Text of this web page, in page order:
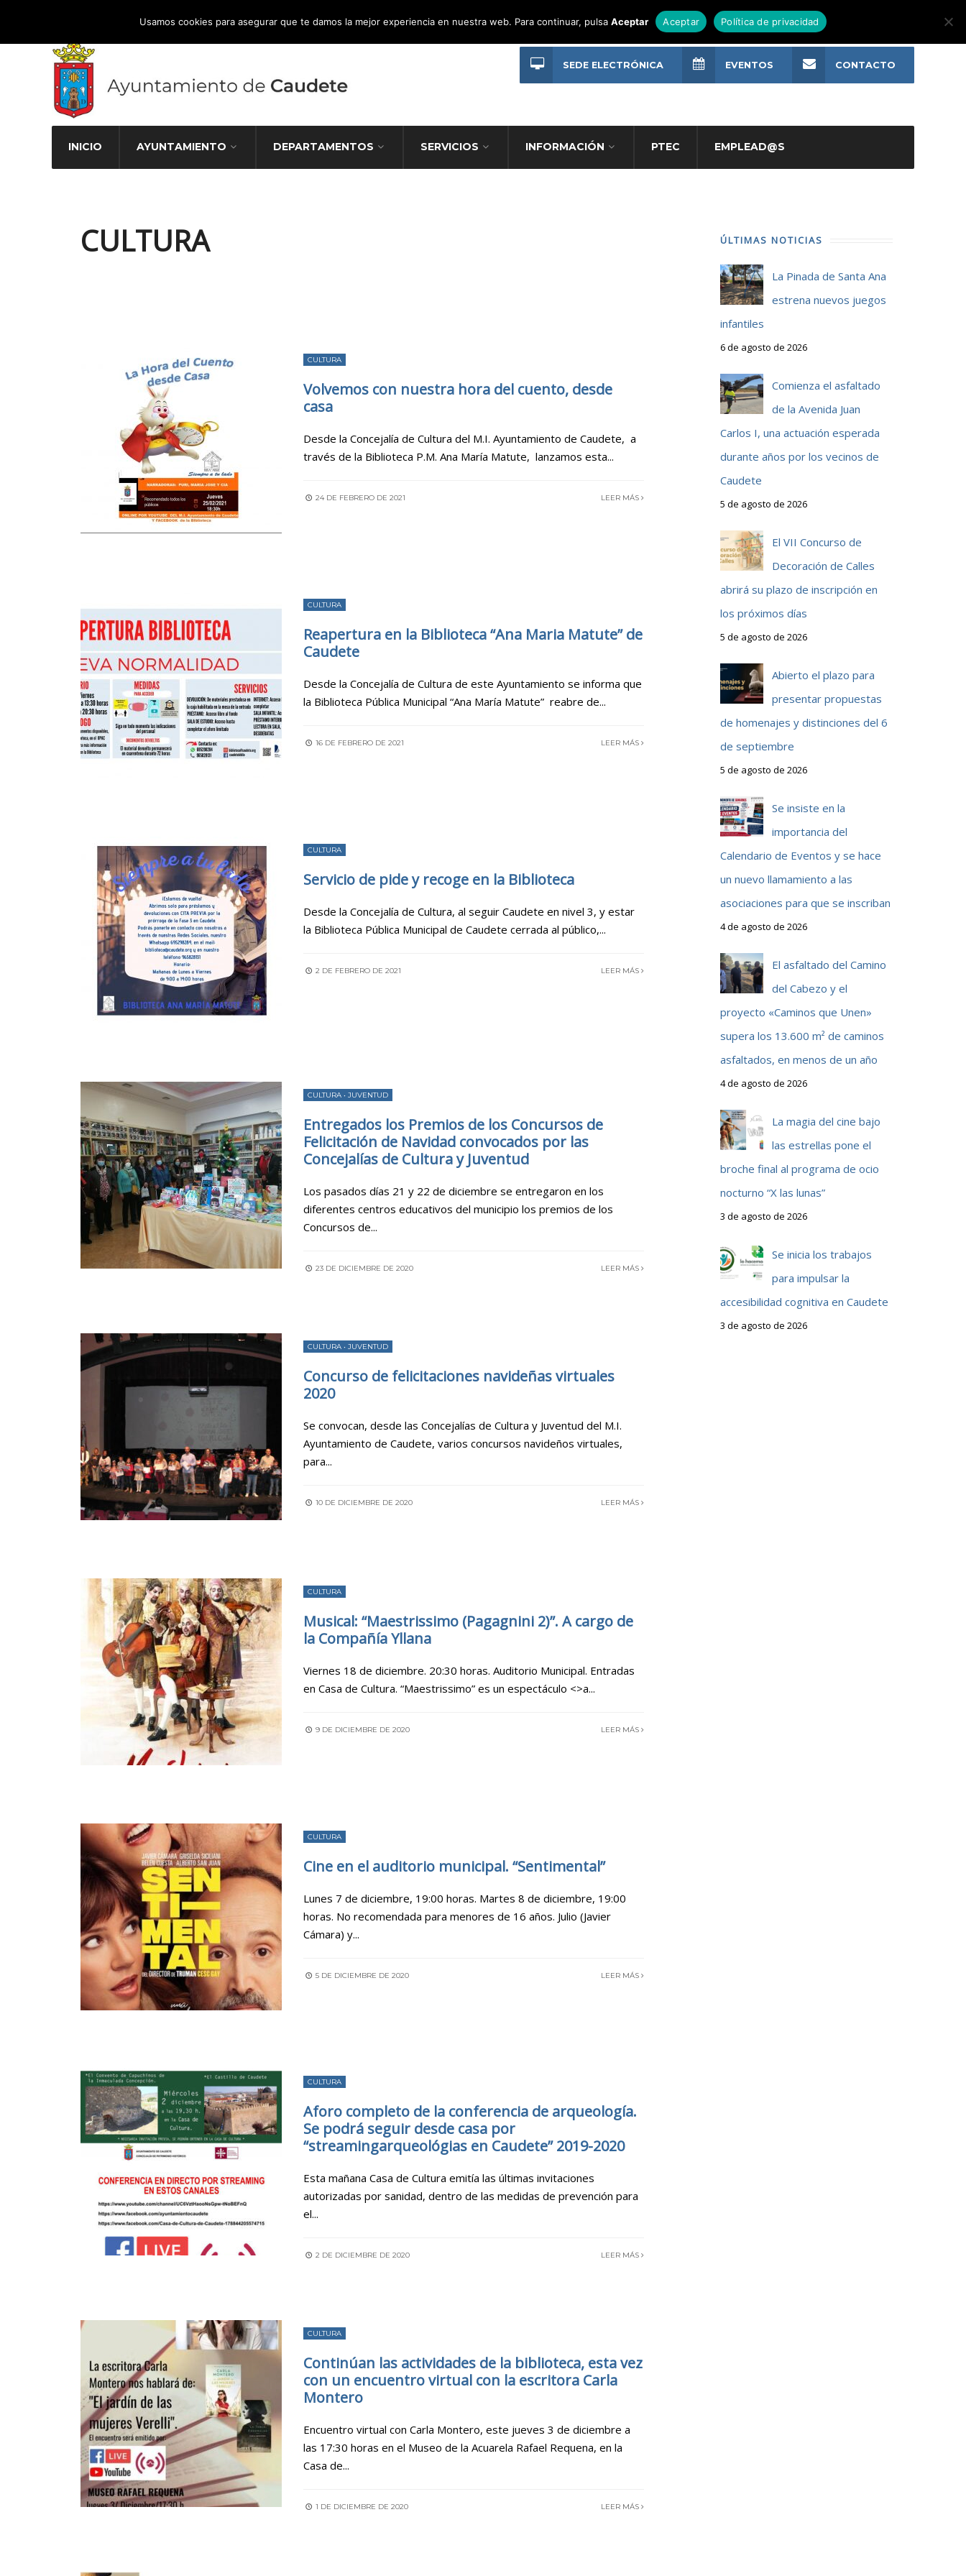
Atención Ciudadana 965 827 000
INICIO AYUNTAMIENTO DEPARTAMENTOS SERVICIOS INFORMACIÓN PTEC EMPLEAD@S
SEDE ELECTRÓNICA EVENTOS CONTACTO
CULTURA
CULTURA
Volvemos con nuestra hora del cuento, desde
casa
Desde la Concejalía de Cultura del M.I. Ayuntamiento de Caudete, a
través de la Biblioteca P.M. Ana María Matute, lanzamos esta...
24 DE FEBRERO DE 2021 LEER MÁS
CULTURA
Reapertura en la Biblioteca “Ana Maria Matute” de
Caudete
Desde la Concejalía de Cultura de este Ayuntamiento se informa que
la Biblioteca Pública Municipal “Ana María Matute” reabre de...
16 DE FEBRERO DE 2021 LEER MÁS
CULTURA
Servicio de pide y recoge en la Biblioteca
Desde la Concejalía de Cultura, al seguir Caudete en nivel 3, y estar
la Biblioteca Pública Municipal de Caudete cerrada al público,...
2 DE FEBRERO DE 2021 LEER MÁS
CULTURA • JUVENTUD
Entregados los Premios de los Concursos de
Felicitación de Navidad convocados por las
Concejalías de Cultura y Juventud
Los pasados días 21 y 22 de diciembre se entregaron en los
diferentes centros educativos del municipio los premios de los
Concursos de...
23 DE DICIEMBRE DE 2020 LEER MÁS
CULTURA • JUVENTUD
Concurso de felicitaciones navideñas virtuales
2020
Se convocan, desde las Concejalías de Cultura y Juventud del M.I.
Ayuntamiento de Caudete, varios concursos navideños virtuales,
para...
10 DE DICIEMBRE DE 2020 LEER MÁS
CULTURA
Musical: “Maestrissimo (Pagagnini 2)”. A cargo de
la Compañía Yllana
Viernes 18 de diciembre. 20:30 horas. Auditorio Municipal. Entradas
en Casa de Cultura. “Maestrissimo” es un espectáculo <>a...
9 DE DICIEMBRE DE 2020 LEER MÁS
CULTURA
Cine en el auditorio municipal. “Sentimental”
Lunes 7 de diciembre, 19:00 horas. Martes 8 de diciembre, 19:00
horas. No recomendada para menores de 16 años. Julio (Javier
Cámara) y...
5 DE DICIEMBRE DE 2020 LEER MÁS
CULTURA
Aforo completo de la conferencia de arqueología.
Se podrá seguir desde casa por
“streamingarqueológias en Caudete” 2019-2020
Esta mañana Casa de Cultura emitía las últimas invitaciones
autorizadas por sanidad, dentro de las medidas de prevención para
el...
2 DE DICIEMBRE DE 2020 LEER MÁS
CULTURA
Continúan las actividades de la biblioteca, esta vez
con un encuentro virtual con la escritora Carla
Montero
Encuentro virtual con Carla Montero, este jueves 3 de diciembre a
las 17:30 horas en el Museo de la Acuarela Rafael Requena, en la
Casa de...
1 DE DICIEMBRE DE 2020 LEER MÁS
ÚLTIMAS NOTICIAS
La Pinada de Santa Ana
estrena nuevos juegos
infantiles
6 de agosto de 2026
Comienza el asfaltado
de la Avenida Juan
Carlos I, una actuación esperada
durante años por los vecinos de
Caudete
5 de agosto de 2026
El VII Concurso de
Decoración de Calles
abrirá su plazo de inscripción en
los próximos días
5 de agosto de 2026
Abierto el plazo para
presentar propuestas
de homenajes y distinciones del 6
de septiembre
5 de agosto de 2026
Se insiste en la
importancia del
Calendario de Eventos y se hace
un nuevo llamamiento a las
asociaciones para que se inscriban
4 de agosto de 2026
El asfaltado del Camino
del Cabezo y el
proyecto «Caminos que Unen»
supera los 13.600 m² de caminos
asfaltados, en menos de un año
4 de agosto de 2026
La magia del cine bajo
las estrellas pone el
broche final al programa de ocio
nocturno “X las lunas”
3 de agosto de 2026
Se inicia los trabajos
para impulsar la
accesibilidad cognitiva en Caudete
3 de agosto de 2026
Usamos cookies para asegurar que te damos la mejor experiencia en nuestra web. Para continuar, pulsaAceptar Aceptar Política de privacidad